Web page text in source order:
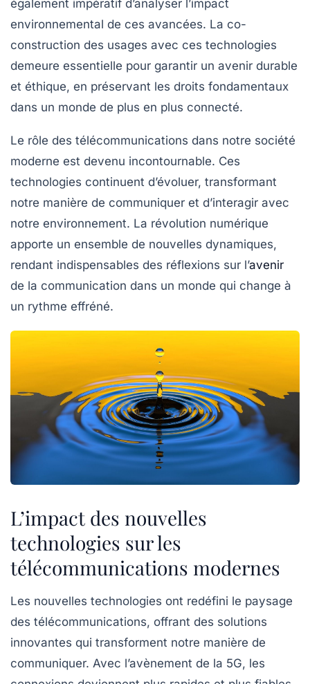
également impératif d’analyser l’impact
environnemental de ces avancées. La co-
construction des usages avec ces technologies
demeure essentielle pour garantir un avenir durable
et éthique, en préservant les droits fondamentaux
dans un monde de plus en plus connecté.
Le rôle des télécommunications dans notre société
moderne est devenu incontournable. Ces
technologies continuent d’évoluer, transformant
notre manière de communiquer et d’interagir avec
notre environnement. La révolution numérique
apporte un ensemble de nouvelles dynamiques,
rendant indispensables des réflexions sur l’avenir
de la communication dans un monde qui change à
un rythme effréné.
L’impact des nouvelles
technologies sur les
télécommunications modernes
Les nouvelles technologies ont redéfini le paysage
des télécommunications, offrant des solutions
innovantes qui transforment notre manière de
communiquer. Avec l’avènement de la 5G, les